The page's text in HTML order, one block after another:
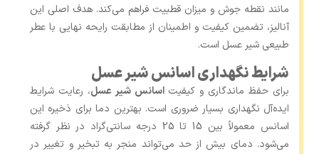
مانند نقطه جوش و میزان قطبیت فراهم می‌کند. هدف اصلی این
آنالیز، تضمین کیفیت و اطمینان از مطابقت رایحه نهایی با عطر
طبیعی شیر عسل است.
شرایط نگهداری اسانس شیر عسل
برای حفظ ماندگاری و کیفیتاسانس شیر عسل، رعایت شرایط
ایده‌آل نگهداری بسیار ضروری است. بهترین دما برای ذخیره این
اسانس معمولاً بین 15 تا 25 درجه سانتی‌گراد در نظر گرفته
می‌شود. دمای بیش از حد می‌تواند منجر به تبخیر و تغییر در